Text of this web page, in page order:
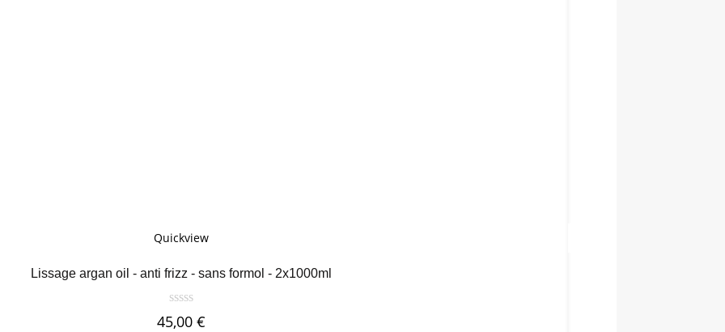
Quickview
Lissage argan oil - anti frizz - sans formol - 2x1000ml
45,00 €